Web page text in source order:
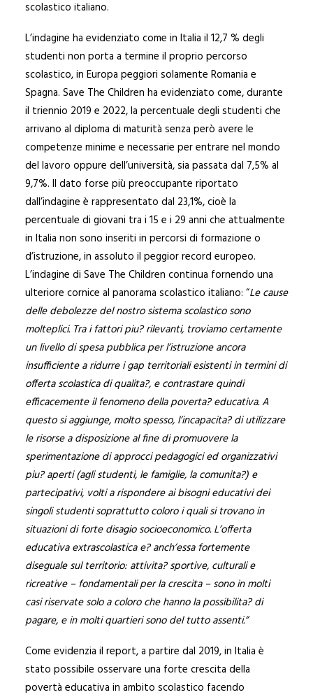
scolastico italiano.
L’indagine ha evidenziato come in Italia il 12,7 % degli
studenti non porta a termine il proprio percorso
scolastico, in Europa peggiori solamente Romania e
Spagna. Save The Children ha evidenziato come, durante
il triennio 2019 e 2022, la percentuale degli studenti che
arrivano al diploma di maturità senza però avere le
competenze minime e necessarie per entrare nel mondo
del lavoro oppure dell’università, sia passata dal 7,5% al
9,7%. Il dato forse più preoccupante riportato
dall’indagine è rappresentato dal 23,1%, cioè la
percentuale di giovani tra i 15 e i 29 anni che attualmente
in Italia non sono inseriti in percorsi di formazione o
d’istruzione, in assoluto il peggior record europeo.
L’indagine di Save The Children continua fornendo una
ulteriore cornice al panorama scolastico italiano: “Le cause
delle debolezze del nostro sistema scolastico sono
molteplici. Tra i fattori piu? rilevanti, troviamo certamente
un livello di spesa pubblica per l’istruzione ancora
insufficiente a ridurre i gap territoriali esistenti in termini di
offerta scolastica di qualita?, e contrastare quindi
efficacemente il fenomeno della poverta? educativa. A
questo si aggiunge, molto spesso, l’incapacita? di utilizzare
le risorse a disposizione al fine di promuovere la
sperimentazione di approcci pedagogici ed organizzativi
piu? aperti (agli studenti, le famiglie, la comunita?) e
partecipativi, volti a rispondere ai bisogni educativi dei
singoli studenti soprattutto coloroi quali si trovano in
situazioni di forte disagio socioeconomico. L’offerta
educativa extrascolastica e? anch’essa fortemente
diseguale sul territorio: attivita? sportive, culturali e
ricreative – fondamentali per la crescita – sono in molti
casi riservate solo a coloro che hanno la possibilita? di
pagare, e in molti quartieri sono del tutto assenti.”
Come evidenzia il report, a partire dal 2019, in Italia è
stato possibile osservare una forte crescita della
povertà educativa in ambito scolastico facendo